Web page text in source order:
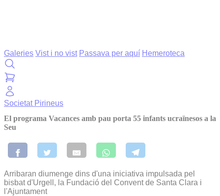
Galeries Vist i no vist Passava per aquí Hemeroteca
Societat Pirineus
El programa Vacances amb pau porta 55 infants ucraïnesos a la
Seu
Arribaran diumenge dins d'una iniciativa impulsada pel
bisbat d'Urgell, la Fundació del Convent de Santa Clara i
l'Ajuntament